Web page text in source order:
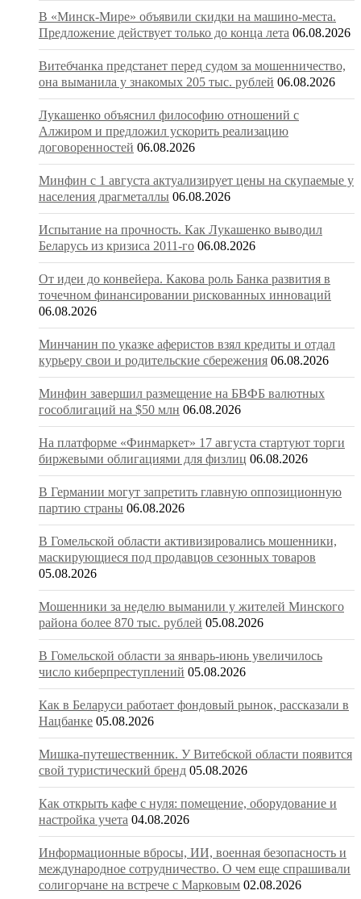
В «Минск-Мире» объявили скидки на машино-места.
Предложение действует только до конца лета 06.08.2026
Витебчанка предстанет перед судом за мошенничество,
она выманила у знакомых 205 тыс. рублей 06.08.2026
Лукашенко объяснил философию отношений с
Алжиром и предложил ускорить реализацию
договоренностей 06.08.2026
Минфин с 1 августа актуализирует цены на скупаемые у
населения драгметаллы 06.08.2026
Испытание на прочность. Как Лукашенко выводил
Беларусь из кризиса 2011-го 06.08.2026
От идеи до конвейера. Какова роль Банка развития в
точечном финансировании рискованных инноваций
06.08.2026
Минчанин по указке аферистов взял кредиты и отдал
курьеру свои и родительские сбережения 06.08.2026
Минфин завершил размещение на БВФБ валютных
гособлигаций на $50 млн 06.08.2026
На платформе «Финмаркет» 17 августа стартуют торги
биржевыми облигациями для физлиц 06.08.2026
В Германии могут запретить главную оппозиционную
партию страны 06.08.2026
В Гомельской области активизировались мошенники,
маскирующиеся под продавцов сезонных товаров
05.08.2026
Мошенники за неделю выманили у жителей Минского
района более 870 тыс. рублей 05.08.2026
В Гомельской области за январь-июнь увеличилось
число киберпреступлений 05.08.2026
Как в Беларуси работает фондовый рынок, рассказали в
Нацбанке 05.08.2026
Мишка-путешественник. У Витебской области появится
свой туристический бренд 05.08.2026
Как открыть кафе с нуля: помещение, оборудование и
настройка учета 04.08.2026
Информационные вбросы, ИИ, военная безопасность и
международное сотрудничество. О чем еще спрашивали
солигорчане на встрече с Марковым 02.08.2026